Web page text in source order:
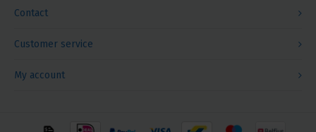
Contact
Customer service
My account